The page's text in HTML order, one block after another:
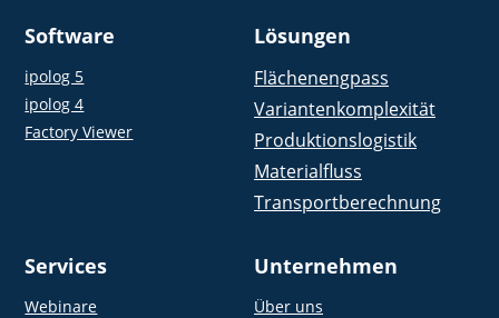
Software
ipolog 5
ipolog 4
Factory Viewer
Lösungen
Flächenengpass
Variantenkomplexität
Produktionslogistik
Materialfluss
Transportberechnung
Services
Webinare
Unternehmen
Über uns